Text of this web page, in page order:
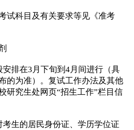
科目及有关要求等见《准考
排在3月下旬到4月间进行（具
的为准）。复试工作办法及其他
研究生处网页“招生工作”栏目信
生的居民身份证、学历学位证